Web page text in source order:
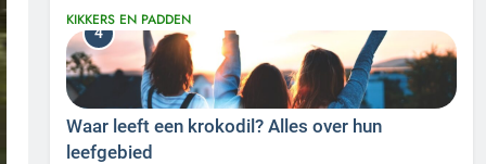
KIKKERS EN PADDEN
4
Waar leeft een krokodil? Alles over hun
leefgebied